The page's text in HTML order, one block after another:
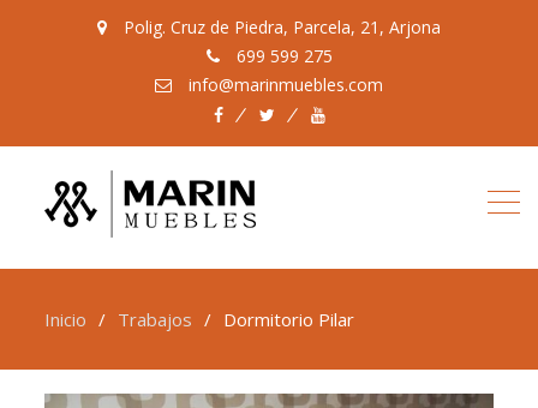
Polig. Cruz de Piedra, Parcela, 21, Arjona
699 599 275
info@marinmuebles.com
TwitterYoutube
Inicio Trabajos Dormitorio Pilar